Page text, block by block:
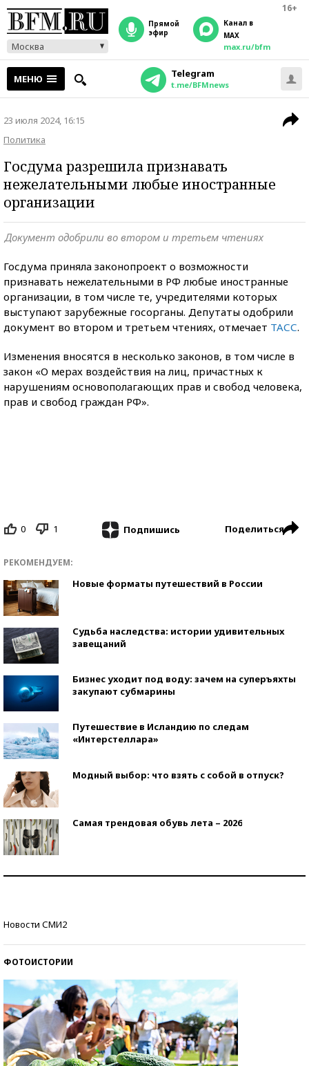
16+
Москва
прямой
эфир
Канал в
MAX
max.ru/bfm
МЕНЮ Telegram
t.me/BFMnews
23 июля 2024, 16:15
Политика
Госдума разрешила признавать
нежелательными любые иностранные
организации
Документ одобрили во втором и третьем чтениях
Госдума приняла законопроект о возможности
признавать нежелательными в РФ любые иностранные
организации, в том числе те, учредителями которых
выступают зарубежные госорганы. Депутаты одобрили
документ во втором и третьем чтениях, отмечает ТАСС.
Изменения вносятся в несколько законов, в том числе в
закон «О мерах воздействия на лиц, причастных к
нарушениям основополагающих прав и свобод человека,
прав и свобод граждан РФ».
0 1 Подпишись Поделиться
РЕКОМЕНДУЕМ:
Новые форматы путешествий в России
Судьба наследства: истории удивительных
завещаний
Бизнес уходит под воду: зачем на суперъяхты
закупают субмарины
Путешествие в Исландию по следам
«Интерстеллара»
Модный выбор: что взять с собой в отпуск?
Самая трендовая обувь лета – 2026
Новости СМИ2
ФОТОИСТОРИИ